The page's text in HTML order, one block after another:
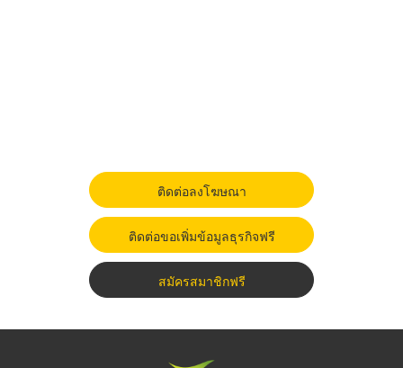
ติดต่อลงโฆษณา
ติดต่อขอเพิ่มข้อมูลธุรกิจฟรี
สมัครสมาชิกฟรี